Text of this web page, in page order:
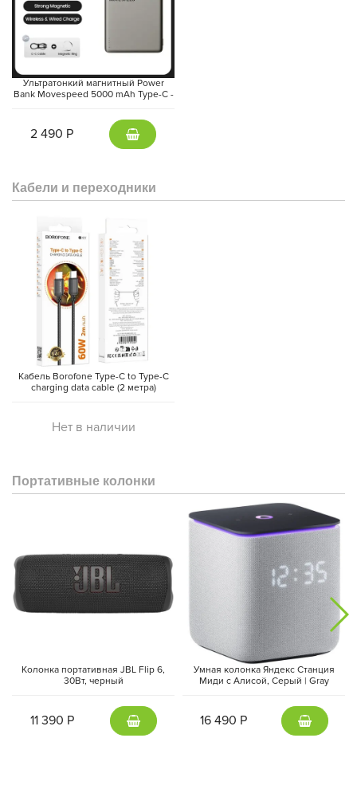
Ультратонкий магнитный Power
Bank Movespeed 5000 mAh Type-C -
2 490 Р
Кабели и переходники
Кабель Borofone Type-C to Type-C
charging data cable (2 метра)
Нет в наличии
Портативные колонки
Колонка портативная JBL Flip 6,
30Вт, черный
11 390 Р
Умная колонка Яндекс Станция
Миди с Алисой, Cерый | Gray
16 490 Р